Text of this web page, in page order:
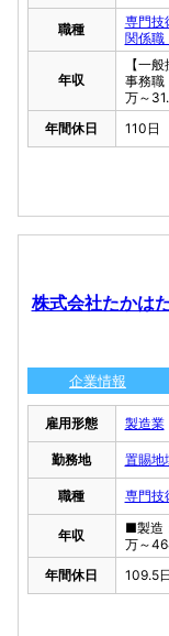
職種 専門技
関係職
年収
【一
事務
万～
年間休日
110日
株式会社たかは
企業情報
雇用形態 製造業
勤務地 置賜地
職種 専門技
年収
■製造
万～
年間休日
109.5日